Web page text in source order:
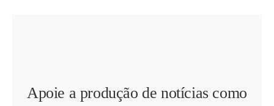
Apoie a produção de notícias como